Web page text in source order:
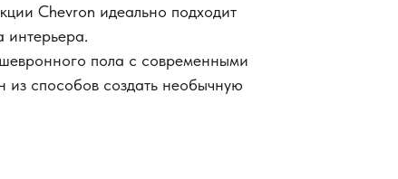
Chevron идеально подходит
интерьера.
пола с современными
способов создать необычную